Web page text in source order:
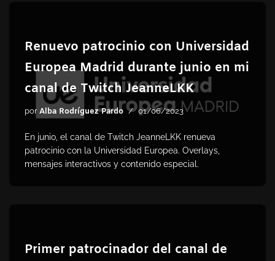
Renuevo patrocinio con Universidad
Europea Madrid durante junio en mi
canal de Twitch JeanneLKK
por Alba Rodríguez Pardo 01/06/2023
En junio, el canal de Twitch JeanneLKK renueva
patrocinio con la Universidad Europea. Overlays,
mensajes interactivos y contenido especial.
Primer patrocinador del canal de